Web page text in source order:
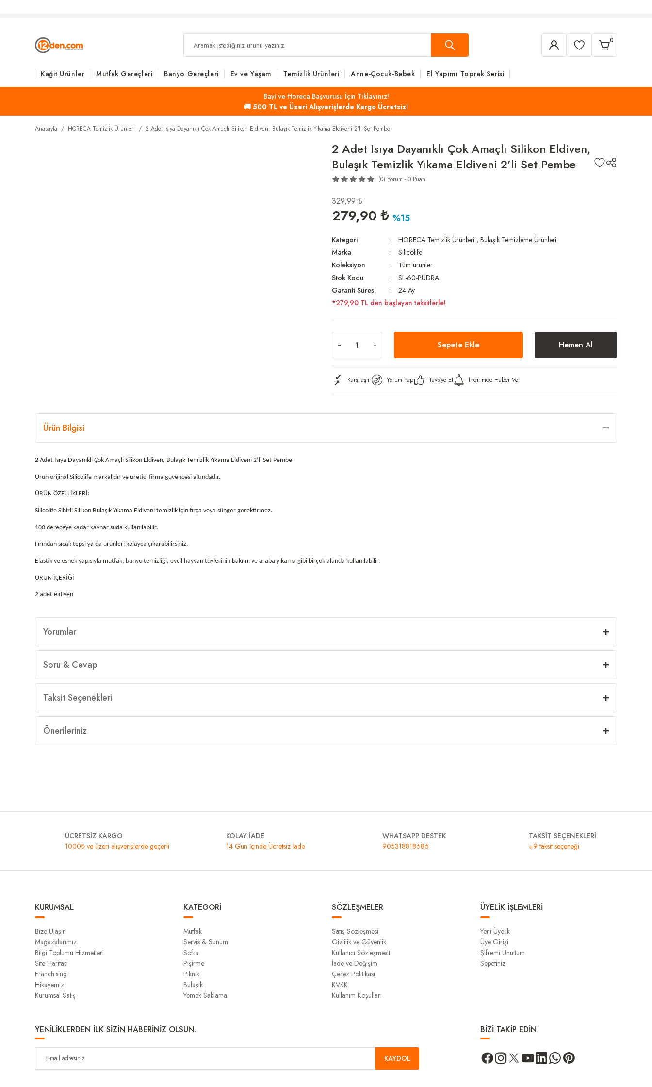
0
Kağıt Ürünler Mutfak Gereçleri Banyo Gereçleri Ev ve Yaşam Temizlik Ürünleri Anne-Çocuk-Bebek El Yapımı Toprak Serisi
Bayi ve Horeca Başvurusu İçin Tıklayınız!
🚚 500 TL ve Üzeri Alışverişlerde Kargo Ücretsiz!
Anasayfa HORECA Temizlik Ürünleri 2 Adet Isıya Dayanıklı Çok Amaçlı Silikon Eldiven, Bulaşık Temizlik Yıkama Eldiveni 2’li Set Pembe
2 Adet Isıya Dayanıklı Çok Amaçlı Silikon Eldiven,
Bulaşık Temizlik Yıkama Eldiveni 2’li Set Pembe
(0) Yorum - 0 Puan
329,99 ₺
279,90 ₺ %15
Kategori HORECA Temizlik Ürünleri , Bulaşık Temizleme Ürünleri
Marka
Silicolife
Koleksiyon
Tüm ürünler
Stok Kodu
SL-60-PUDRA
Garanti Süresi
24 Ay
*279,90 TL den başlayan taksitlerle!
Sepete Ekle Hemen Al
Karşılaştır Yorum Yap Tavsiye Et İndirimde Haber Ver
Ürün Bilgisi
2 Adet Isıya Dayanıklı Çok Amaçlı Silikon Eldiven, Bulaşık Temizlik Yıkama Eldiveni 2’li Set Pembe
Ürün orijinal Silicolife markalıdır ve üretici firma güvencesi altındadır.
ÜRÜN ÖZELLİKLERİ:
Silicolife Sihirli Silikon Bulaşık Yıkama Eldiveni temizlik için fırça veya sünger gerektirmez.
100 dereceye kadar kaynar suda kullanılabilir.
Fırından sıcak tepsi ya da ürünleri kolayca çıkarabilirsiniz.
Elastik ve esnek yapısıyla mutfak, banyo temizliği, evcil hayvan tüylerinin bakımı ve araba yıkama gibi birçok alanda kullanılabilir.
ÜRÜN İÇERİĞİ
2 adet eldiven
Yorumlar
Soru & Cevap
Taksit Seçenekleri
Önerileriniz
ÜCRETSİZ KARGO
1000₺ ve üzeri alışverişlerde geçerli
KOLAY İADE
14 Gün İçinde Ücretsiz İade
WHATSAPP DESTEK
905318818686
TAKSİT SEÇENEKLERİ
+9 taksit seçeneği
KURUMSAL
Bize Ulaşın
Mağazalarımız
Bilgi Toplumu Hizmetleri
Site Haritası
Franchising
Hikayemiz
Kurumsal Satış
KATEGORİ
Mutfak
Servis & Sunum
Sofra
Pişirme
Piknik
Bulaşık
Yemek Saklama
SÖZLEŞMELER
Satış Sözleşmesi
Gizlilik ve Güvenlik
Kullanıcı Sözleşmesit
İade ve Değişim
Çerez Politikası
KVKK
Kullanım Koşulları
ÜYELİK İŞLEMLERİ
Yeni Üyelik
Üye Girişi
Şifremi Unuttum
Sepetiniz
YENİLİKLERDEN İLK SİZİN HABERİNİZ OLSUN.
KAYDOL
BİZİ TAKİP EDİN!